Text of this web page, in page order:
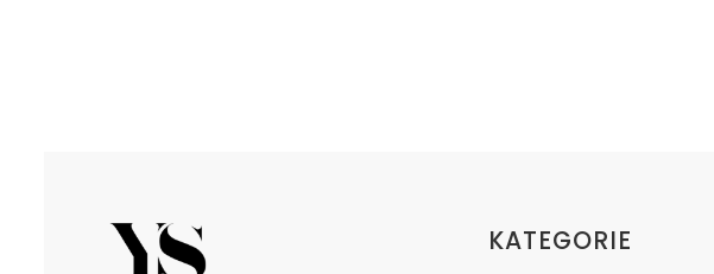
Linki w stopce
KATEGORIE